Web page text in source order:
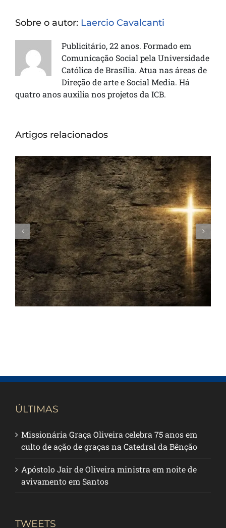
Sobre o autor: Laercio Cavalcanti
Publicitário, 22 anos. Formado em
Comunicação Social pela Universidade
Católica de Brasília. Atua nas áreas de
Direção de arte e Social Media. Há
quatro anos auxilia nos projetos da ICB.
Artigos relacionados
A gratidão e o sacrifício de Jesus
ÚLTIMAS
Missionária Graça Oliveira celebra 75 anos em
culto de ação de graças na Catedral da Bênção
Apóstolo Jair de Oliveira ministra em noite de
avivamento em Santos
TWEETS